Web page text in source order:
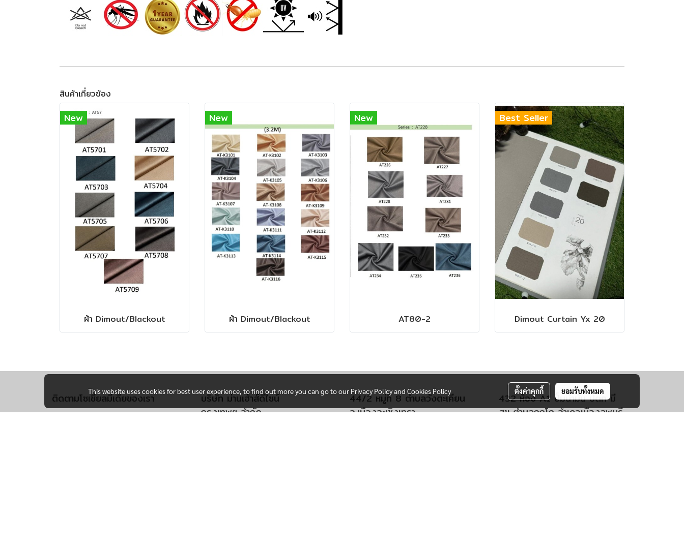
สินค้าเกี่ยวข้อง
New
ผ้า Dimout/Blackout
New
ผ้า Dimout/Blackout
New
AT80-2
Best Seller
Dimout Curtain Yx 20
ติดตามโซเชียลมีเดียของเรา
บริษัท ม่านเฮ้าส์ดีไซน์
กรุงเทพฯ จำกัด
44/2 หมู่ที่ 8 ตำบลวังตะเคียน
อ.เมืองฉะเชิงเทรา
432 ห้อง A1 ปั์มน้ำมัน ปตท มี
สุข ตำบลกกโก อำเภอเมืองลพบุรี
This website uses cookies for best user experience, to find out more you can go to our Privacy Policy and Cookies Policy ตั้งค่าคุกกี้ ยอมรับทั้งหมด